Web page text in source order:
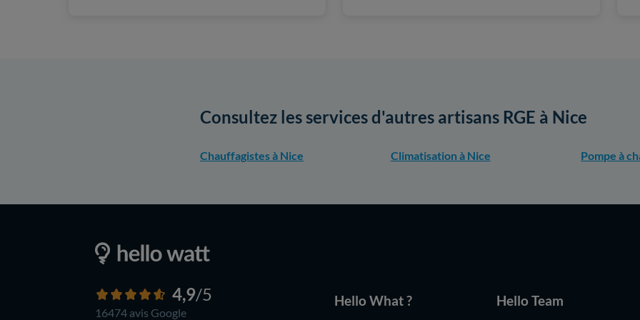
Consultez les services d'autres artisans RGE à Nice
Chauffagistes à Nice Climatisation à Nice Pompe à
4,9/5
16474 avis Google
Hello What ? Hello Team